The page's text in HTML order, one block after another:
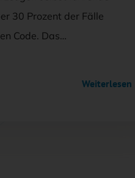
30 Prozent der Fälle
Code. Das…
Weiterlesen